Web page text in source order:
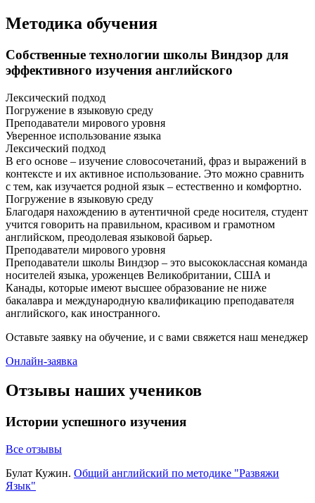
Методика обучения
Собственные технологии школы Виндзор для
эффективного изучения английского
Лексический подход
Погружение в языковую среду
Преподаватели мирового уровня
Уверенное использование языка
Лексический подход
В его основе – изучение словосочетаний, фраз и выражений в
контексте и их активное использование. Это можно сравнить
с тем, как изучается родной язык – естественно и комфортно.
Погружение в языковую среду
Благодаря нахождению в аутентичной среде носителя, студент
учится говорить на правильном, красивом и грамотном
английском, преодолевая языковой барьер.
Преподаватели мирового уровня
Преподаватели школы Виндзор – это высококлассная команда
носителей языка, уроженцев Великобритании, США и
Канады, которые имеют высшее образование не ниже
бакалавра и международную квалификацию преподавателя
английского, как иностранного.
Оставьте заявку на обучение, и с вами свяжется наш менеджер
Онлайн-заявка
Отзывы наших учеников
Истории успешного изучения
Все отзывы
Булат Кужин. Общий английский по методике "Развяжи
Язык"